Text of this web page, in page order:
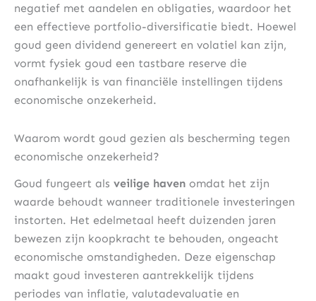
negatief met aandelen en obligaties, waardoor het
een effectieve portfolio-diversificatie biedt. Hoewel
goud geen dividend genereert en volatiel kan zijn,
vormt fysiek goud een tastbare reserve die
onafhankelijk is van financiële instellingen tijdens
economische onzekerheid.
Waarom wordt goud gezien als bescherming tegen
economische onzekerheid?
Goud fungeert als veilige haven omdat het zijn
waarde behoudt wanneer traditionele investeringen
instorten. Het edelmetaal heeft duizenden jaren
bewezen zijn koopkracht te behouden, ongeacht
economische omstandigheden. Deze eigenschap
maakt goud investeren aantrekkelijk tijdens
periodes van inflatie, valutadevaluatie en